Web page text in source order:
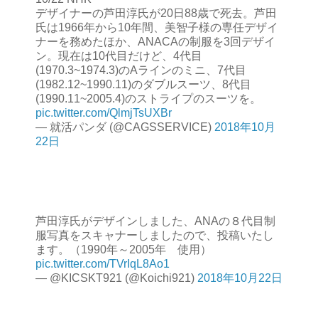
デザイナーの芦田淳氏が20日88歳で死去。芦田
氏は1966年から10年間、美智子様の専任デザイ
ナーを務めたほか、ANACAの制服を3回デザイ
ン。現在は10代目だけど、4代目
(1970.3~1974.3)のAラインのミニ、7代目
(1982.12~1990.11)のダブルスーツ、8代目
(1990.11~2005.4)のストライプのスーツを。
pic.twitter.com/QlmjTsUXBr
— 就活パンダ (@CAGSSERVICE) 2018年10月
22日
芦田淳氏がデザインしました、ANAの８代目制
服写真をスキャナーしましたので、投稿いたし
ます。（1990年～2005年 使用）
pic.twitter.com/TVrIqL8Ao1
— @KICSKT921 (@Koichi921) 2018年10月22日